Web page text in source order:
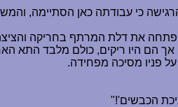
כי עבודתה כאן הסתיימה,
פתחה את דלת המרתף בחריקה
אך הם היו ריקים, כולם מלבד התא
פניו מסיכה מפחידה.
הכבשים'!"